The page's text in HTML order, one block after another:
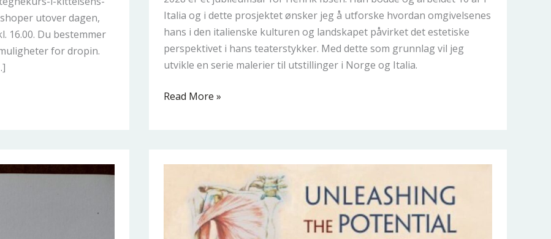
utover dagen,
16.00. Du bestemmer
for dropin.
Italia og i dette prosjektet ønsker jeg å utforske hvordan omgivelsenes
hans i den italienske kulturen og landskapet påvirket det estetiske
perspektivet i hans teaterstykker. Med dette som grunnlag vil jeg
utvikle en serie malerier til utstillinger i Norge og Italia.
italienske
årene.
Read More »
illustrations